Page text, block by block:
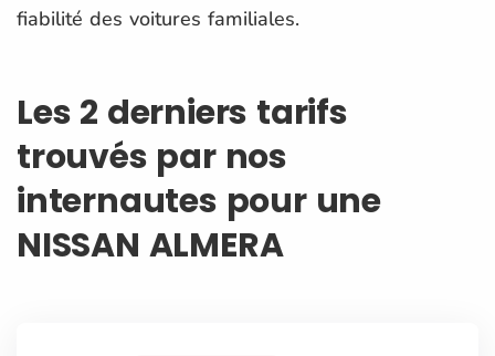
fiabilité des voitures familiales.
Les 2 derniers tarifs
trouvés par nos
internautes pour une
NISSAN ALMERA